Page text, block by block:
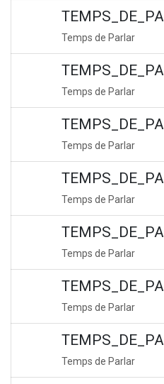
Temps de Parlar
Temps de Parlar
Temps de Parlar
Temps de Parlar
Temps de Parlar
Temps de Parlar
Temps de Parlar